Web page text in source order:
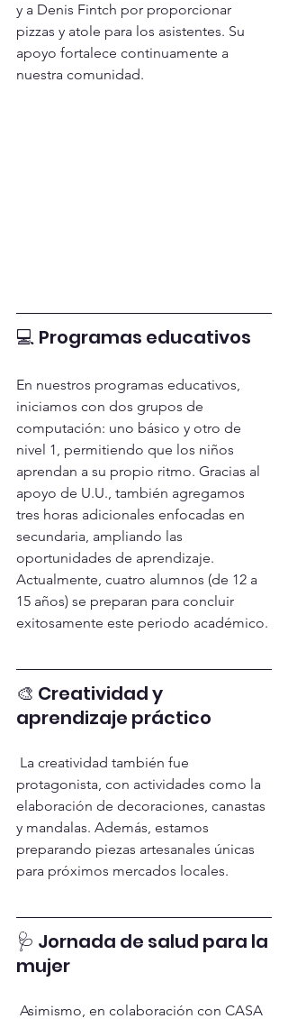
y a Denis Fintch por proporcionar
pizzas y atole para los asistentes. Su
apoyo fortalece continuamente a
nuestra comunidad.
💻 Programas educativos
En nuestros programas educativos,
iniciamos con dos grupos de
computación: uno básico y otro de
nivel 1, permitiendo que los niños
aprendan a su propio ritmo. Gracias al
apoyo de U.U., también agregamos
tres horas adicionales enfocadas en
secundaria, ampliando las
oportunidades de aprendizaje.
Actualmente, cuatro alumnos (de 12 a
15 años) se preparan para concluir
exitosamente este periodo académico.
🎨 Creatividad y
aprendizaje práctico
protagonista, con actividades como la
elaboración de decoraciones, canastas
y mandalas. Además, estamos
preparando piezas artesanales únicas
para próximos mercados locales.
🩺 Jornada de salud para la
mujer